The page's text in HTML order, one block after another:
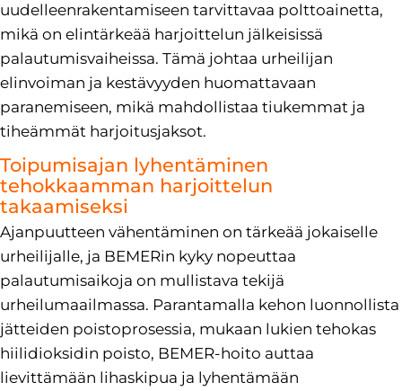
uudelleenrakentamiseen tarvittavaa polttoainetta,
mikä on elintärkeää harjoittelun jälkeisissä
palautumisvaiheissa. Tämä johtaa urheilijan
elinvoiman ja kestävyyden huomattavaan
paranemiseen, mikä mahdollistaa tiukemmat ja
tiheämmät harjoitusjaksot.
Toipumisajan lyhentäminen
tehokkaamman harjoittelun
takaamiseksi
Ajanpuutteen vähentäminen on tärkeää jokaiselle
urheilijalle, ja BEMERin kyky nopeuttaa
palautumisaikoja on mullistava tekijä
urheilumaailmassa. Parantamalla kehon luonnollista
jätteiden poistoprosessia, mukaan lukien tehokas
hiilidioksidin poisto, BEMER-hoito auttaa
lievittämään lihaskipua ja lyhentämään